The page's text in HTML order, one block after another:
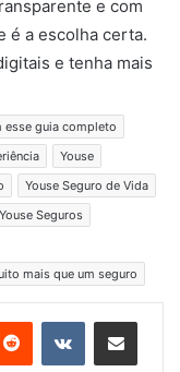
e com
é a escolha certa.
e tenha mais
esse guia completo
Youse
Youse Seguro de Vida
Youse Seguros
mais que um seguro